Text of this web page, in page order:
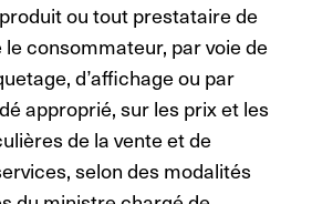
produit ou tout prestataire de
consommateur, par voie de
d’affichage ou par
approprié, sur les prix et les
de la vente et de
selon des modalités